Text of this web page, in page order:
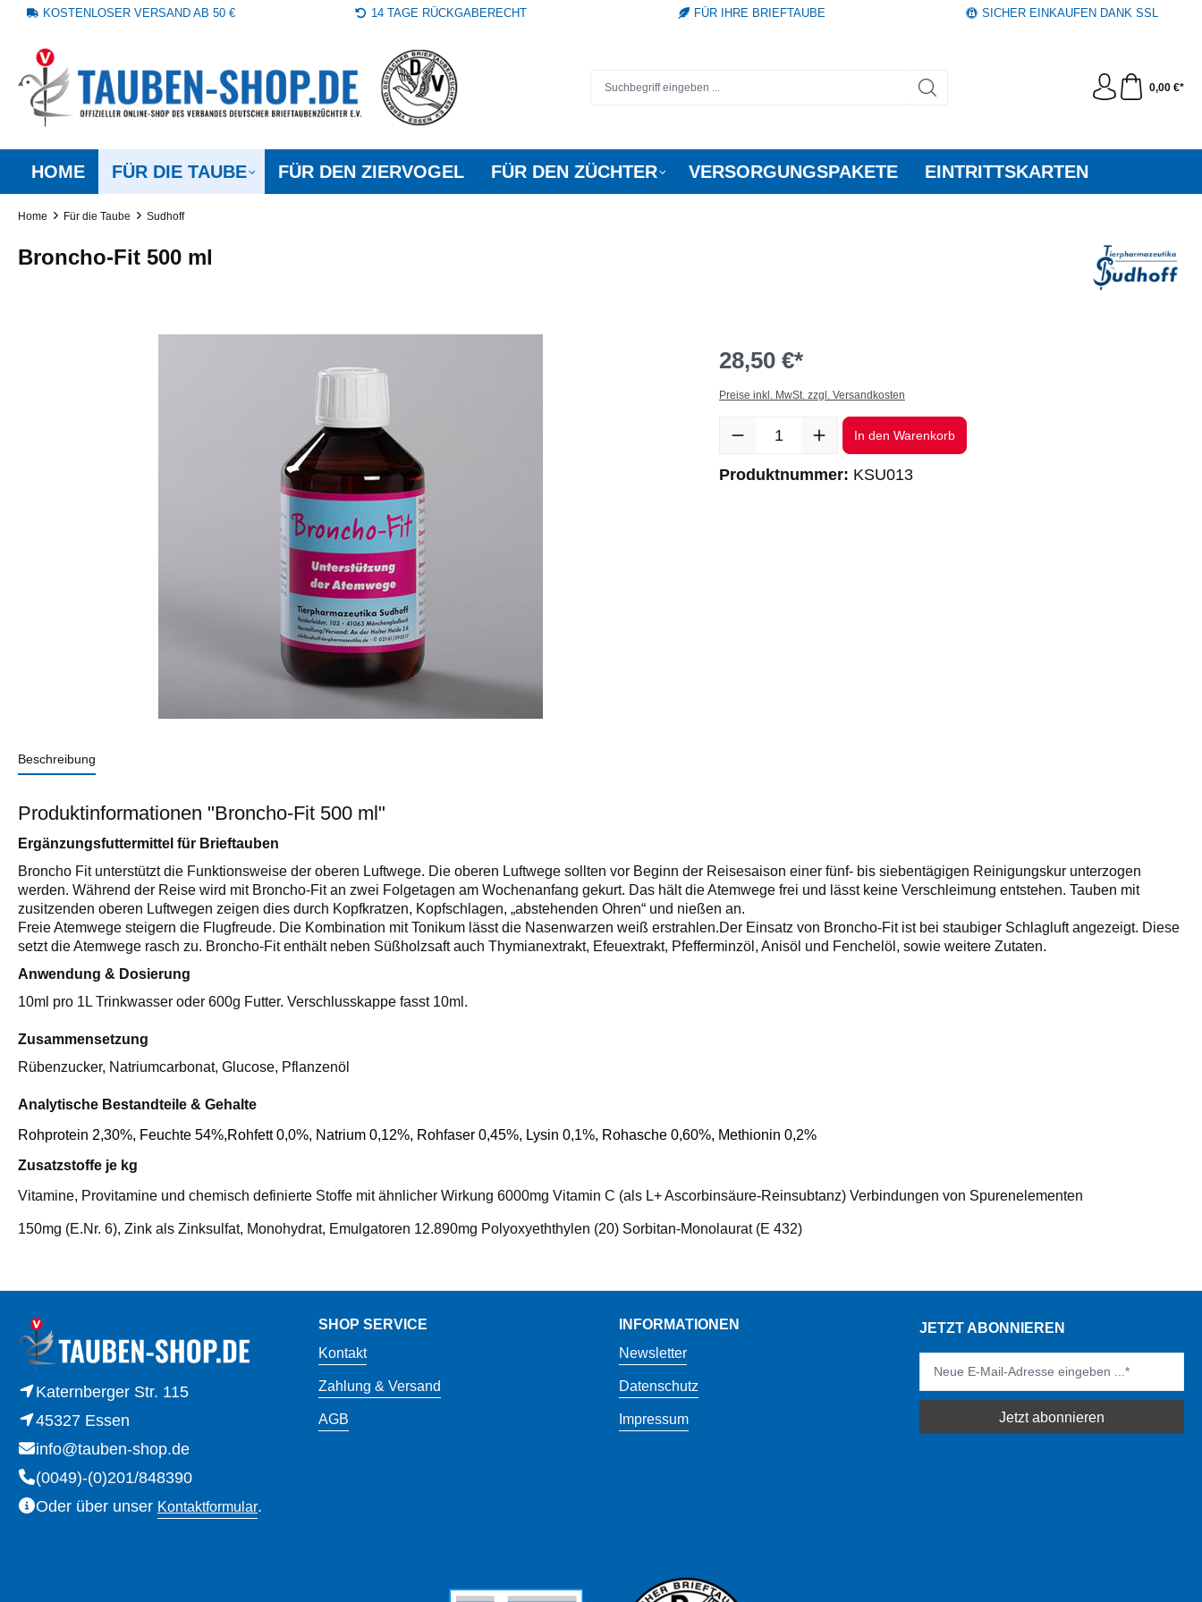
Zur Hauptnavigation springen
KOSTENLOSER VERSAND AB 50 € 14 TAGE RÜCKGABERECHT FÜR IHRE BRIEFTAUBE SICHER EINKAUFEN DANK SSL
0,00 €*
HOME FÜR DIE TAUBE FÜR DEN ZIERVOGEL FÜR DEN ZÜCHTER VERSORGUNGSPAKETE EINTRITTSKARTEN
Home Für die Taube Sudhoff
Broncho-Fit 500 ml
28,50 €*
Preise inkl. MwSt. zzgl. Versandkosten
Produkt Anzahl: Gib den gewünschten Wert ein oder benutze die Schaltflächen
In den Warenkorb
Produktnummer: KSU013
Beschreibung
Produktinformationen "Broncho-Fit 500 ml"
Ergänzungsfuttermittel für Brieftauben
Broncho Fit unterstützt die Funktionsweise der oberen Luftwege. Die oberen Luftwege sollten vor Beginn der Reisesaison einer fünf- bis siebentägigen Reinigungskur unterzogen
werden. Während der Reise wird mit Broncho-Fit an zwei Folgetagen am Wochenanfang gekurt. Das hält die Atemwege frei und lässt keine Verschleimung entstehen. Tauben mit
zusitzenden oberen Luftwegen zeigen dies durch Kopfkratzen, Kopfschlagen, „abstehenden Ohren“ und nießen an.
Freie Atemwege steigern die Flugfreude. Die Kombination mit Tonikum lässt die Nasenwarzen weiß erstrahlen.Der Einsatz von Broncho-Fit ist bei staubiger Schlagluft angezeigt. Diese
setzt die Atemwege rasch zu. Broncho-Fit enthält neben Süßholzsaft auch Thymianextrakt, Efeuextrakt, Pfefferminzöl, Anisöl und Fenchelöl, sowie weitere Zutaten.
Anwendung & Dosierung
10ml pro 1L Trinkwasser oder 600g Futter. Verschlusskappe fasst 10ml.
Zusammensetzung
Rübenzucker, Natriumcarbonat, Glucose, Pflanzenöl
Analytische Bestandteile & Gehalte
Rohprotein 2,30%, Feuchte 54%,Rohfett 0,0%, Natrium 0,12%, Rohfaser 0,45%, Lysin 0,1%, Rohasche 0,60%, Methionin 0,2%
Zusatzstoffe je kg
Vitamine, Provitamine und chemisch definierte Stoffe mit ähnlicher Wirkung 6000mg Vitamin C (als L+ Ascorbinsäure-Reinsubtanz) Verbindungen von Spurenelementen
150mg (E.Nr. 6), Zink als Zinksulfat, Monohydrat, Emulgatoren 12.890mg Polyoxyeththylen (20) Sorbitan-Monolaurat (E 432)
Katernberger Str. 115
45327 Essen
info@tauben-shop.de
(0049)-(0)201/848390
Oder über unser Kontaktformular.
SHOP SERVICE
Kontakt
Zahlung & Versand
AGB
INFORMATIONEN
Newsletter
Datenschutz
Impressum
JETZT ABONNIEREN
Jetzt abonnieren